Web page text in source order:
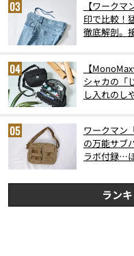
【ワーク
印で比較！
徹底解剖。
【
シャカの「
し入れのし
ワークマン
の万能サブ
ラボ付録…
ラン